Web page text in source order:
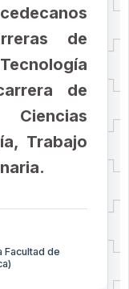
de
de
Trabajo
Facultad de